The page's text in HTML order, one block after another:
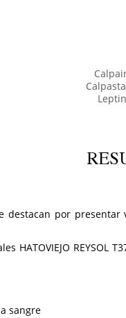
destacan por
HATOVIEJO REYSOL
sangre